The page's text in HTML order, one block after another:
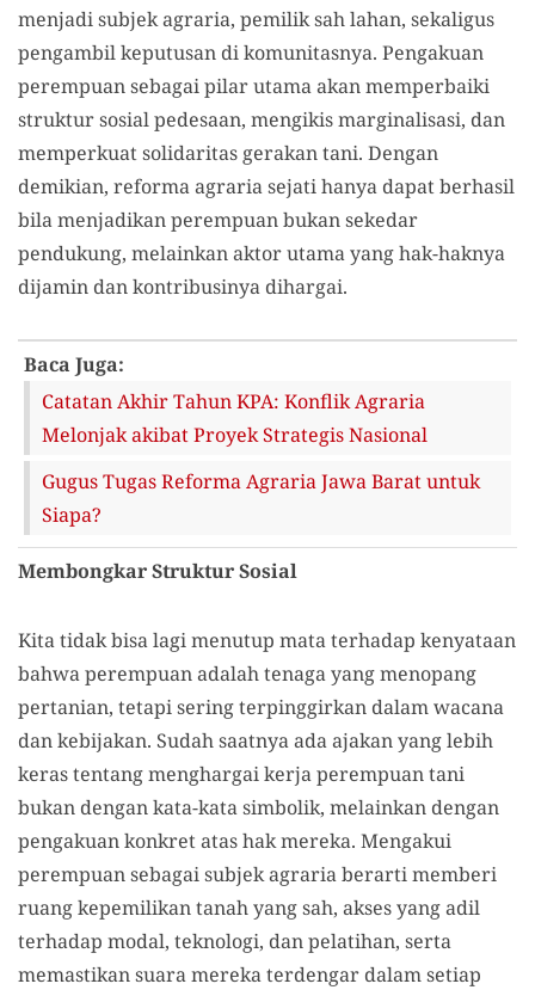
menjadi subjek agraria, pemilik sah lahan, sekaligus
pengambil keputusan di komunitasnya. Pengakuan
perempuan sebagai pilar utama akan memperbaiki
struktur sosial pedesaan, mengikis marginalisasi, dan
memperkuat solidaritas gerakan tani. Dengan
demikian, reforma agraria sejati hanya dapat berhasil
bila menjadikan perempuan bukan sekedar
pendukung, melainkan aktor utama yang hak-haknya
dijamin dan kontribusinya dihargai.
Baca Juga:
Catatan Akhir Tahun KPA: Konflik Agraria
Melonjak akibat Proyek Strategis Nasional
Gugus Tugas Reforma Agraria Jawa Barat untuk
Siapa?
Membongkar Struktur Sosial
Kita tidak bisa lagi menutup mata terhadap kenyataan
bahwa perempuan adalah tenaga yang menopang
pertanian, tetapi sering terpinggirkan dalam wacana
dan kebijakan. Sudah saatnya ada ajakan yang lebih
keras tentang menghargai kerja perempuan tani
bukan dengan kata-kata simbolik, melainkan dengan
pengakuan konkret atas hak mereka. Mengakui
perempuan sebagai subjek agraria berarti memberi
ruang kepemilikan tanah yang sah, akses yang adil
terhadap modal, teknologi, dan pelatihan, serta
memastikan suara mereka terdengar dalam setiap